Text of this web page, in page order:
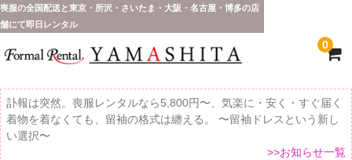
喪服の全国配送と東京・所沢・さいたま・大阪・名古屋・博多の店
舗にて即日レンタル
0
訃報は突然。喪服レンタルなら5,800円〜、気楽に・安く・すぐ届く
着物を着なくても、留袖の格式は纏える。 〜留袖ドレスという新し
い選択〜
>>お知らせ一覧